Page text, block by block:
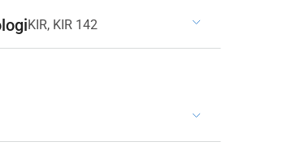
KIR, KIR 142